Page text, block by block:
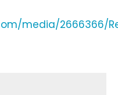
media/2666366/